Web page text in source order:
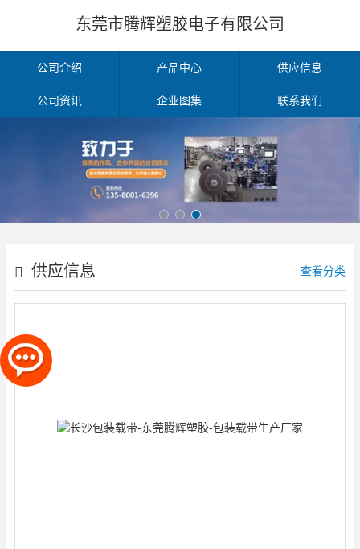
东莞市腾辉塑胶电子有限公司
公司介绍 产品中心 供应信息
公司资讯 企业图集 联系我们
供应信息 查看分类